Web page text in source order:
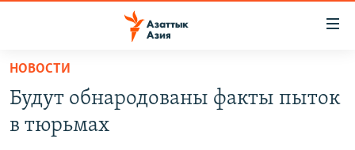
Вернуться
основному
содержанию
Вернутся
ЦЕНТРАЛЬНАЯ АЗИЯ
КАЗАХСТАН
НОВОСТИ
ВОЙНА В УКРАИНЕ
НОВОСТИ
Будут обнародованы факты пыток
в тюрьмах